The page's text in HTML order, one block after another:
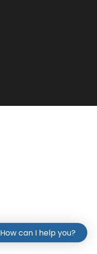
How can I help you?